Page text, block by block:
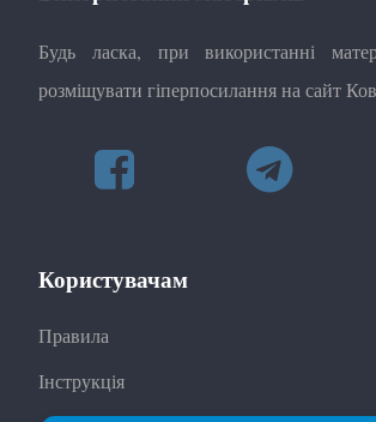
Будь ласка, при використанні
розміщувати гіперпосилання на сайт
Користувачам
Правила
Інструкція